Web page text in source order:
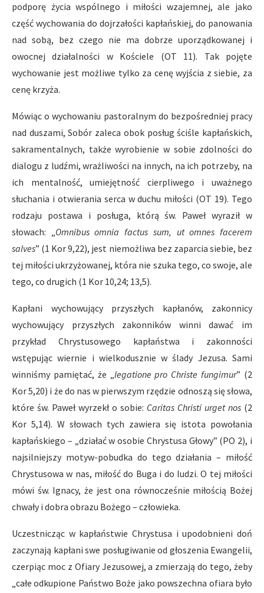
podporę życia wspólnego i miłości wzajemnej, ale jako
część wychowania do dojrzałości kapłańskiej, do panowania
nad sobą, bez czego nie ma dobrze uporządkowanej i
owocnej działalności w Kościele (OT 11). Tak pojęte
wychowanie jest możliwe tylko za cenę wyjścia z siebie, za
cenę krzyża.
Mówiąc o wychowaniu pastoralnym do bezpośredniej pracy
nad duszami, Sobór zaleca obok posług ściśle kapłańskich,
sakramentalnych, także wyrobienie w sobie zdolności do
dialogu z ludźmi, wrażliwości na innych, na ich potrzeby, na
ich mentalność, umiejętność cierpliwego i uważnego
słuchania i otwierania serca w duchu miłości (OT 19). Tego
rodzaju postawa i posługa, którą św. Paweł wyraził w
słowach: „Omnibus omnia factus sum, ut omnes facerem
salves” (1 Kor 9,22), jest niemożliwa bez zaparcia siebie, bez
tej miłości ukrzyżowanej, która nie szuka tego, co swoje, ale
tego, co drugich (1 Kor 10,24; 13,5).
Kapłani wychowujący przyszłych kapłanów, zakonnicy
wychowujący przyszłych zakonników winni dawać im
przykład Chrystusowego kapłaństwa i zakonności
wstępując wiernie i wielkodusznie w ślady Jezusa. Sami
winniśmy pamiętać, że „legatione pro Christe fungimur” (2
Kor 5,20) i że do nas w pierwszym rzędzie odnoszą się słowa,
które św. Paweł wyrzekł o sobie: Caritas Christi urget nos (2
Kor 5,14). W słowach tych zawiera się istota powołania
kapłańskiego – „działać w osobie Chrystusa Głowy” (PO 2), i
najsilniejszy motyw-pobudka do tego działania – miłość
Chrystusowa w nas, miłość do Buga i do ludzi. O tej miłości
mówi św. Ignacy, że jest ona równocześnie miłością Bożej
chwały i dobra obrazu Bożego – człowieka.
Uczestnicząc w kapłaństwie Chrystusa i upodobnieni doń
zaczynają kapłani swe posługiwanie od głoszenia Ewangelii,
czerpiąc moc z Ofiary Jezusowej, a zmierzają do tego, żeby
„całe odkupione Państwo Boże jako powszechna ofiara było